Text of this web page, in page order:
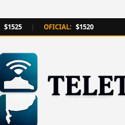
$1525 | OFICIAL: $1520